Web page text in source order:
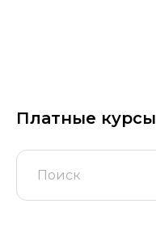
Платные курсы